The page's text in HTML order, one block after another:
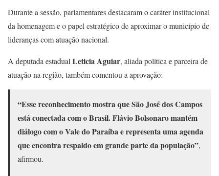
Durante a sessão, parlamentares destacaram o caráter institucional
da homenagem e o papel estratégico de aproximar o município de
lideranças com atuação nacional.
A deputada estadualLeticia Aguiar, aliada política e parceira de
atuação na região, também comentou a aprovação:
“Esse reconhecimento mostra que São José dos Campos
está conectada com o Brasil. Flávio Bolsonaro mantém
diálogo com o Vale do Paraíba e representa uma agenda
que encontra respaldo em grande parte da população”,
afirmou.